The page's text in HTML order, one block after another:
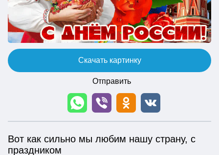
Скачать картинку
Отправить
Вот как сильно мы любим нашу страну, с
праздником